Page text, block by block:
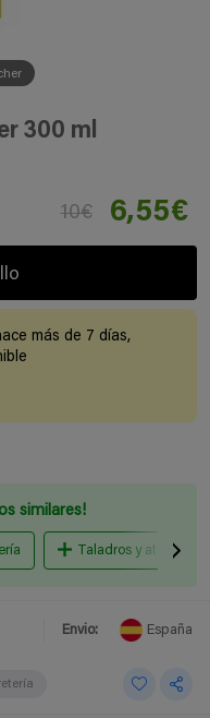
300 ml
10€ 6,55€
más de 7 días,
similares!
Taladros y
Envio: España